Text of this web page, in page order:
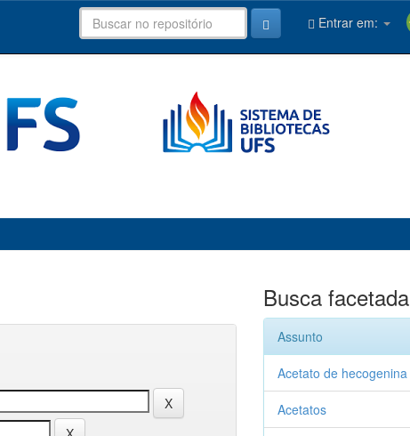
Entrar em:
Busca facetada
Assunto
Acetato de hecogenina
Acetatos